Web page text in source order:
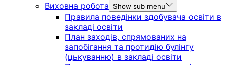
Виховна робота
Show sub menu
Правила поведінки здобувача освіти в
закладі освіти
План заходів, спрямованих на
запобігання та протидію булінгу
(цькуванню) в закладі освіти